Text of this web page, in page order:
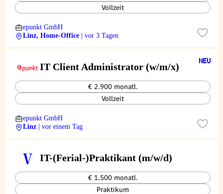
Vollzeit
epunkt GmbH
Linz, Home-Office
| vor 3 Tagen
IT Client Administrator (w/m/x)
€ 2.900 monatl.
Vollzeit
epunkt GmbH
Linz
| vor einem Tag
V IT-(Ferial-)Praktikant (m/w/d)
€ 1.500 monatl.
Praktikum